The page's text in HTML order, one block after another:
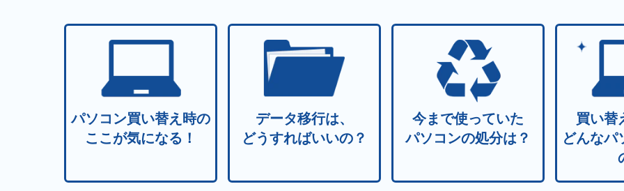
パソコン買い替え時の
ここが気になる！
データ移行は、
どうすればいいの？
今まで使っていた
パソコンの処分は？
買い替
どんなパ